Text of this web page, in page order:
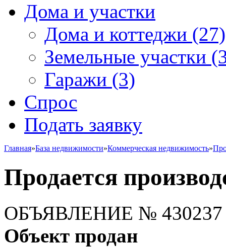
Дома и участки
Дома и коттеджи (27)
Земельные участки
Гаражи (3)
Спрос
Подать заявку
Главная»База недвижимости»Коммерческая недвижимость»
Продается
ОБЪЯВЛЕНИЕ № 430237
Объект продан